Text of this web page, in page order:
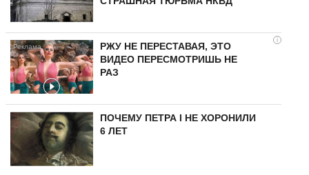
i
РЖУ НЕ ПЕРЕСТАВАЯ, ЭТО
ВИДЕО ПЕРЕСМОТРИШЬ НЕ
РАЗ
ПОЧЕМУ ПЕТРА I НЕ ХОРОНИЛИ
6 ЛЕТ